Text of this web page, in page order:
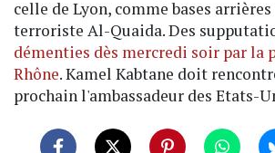
celle de Lyon, comme bases
terroriste Al-Quaida. Des
démenties dès mercredi soir par la
Rhône. Kamel Kabtane doit
prochain l'ambassadeur des Etats-